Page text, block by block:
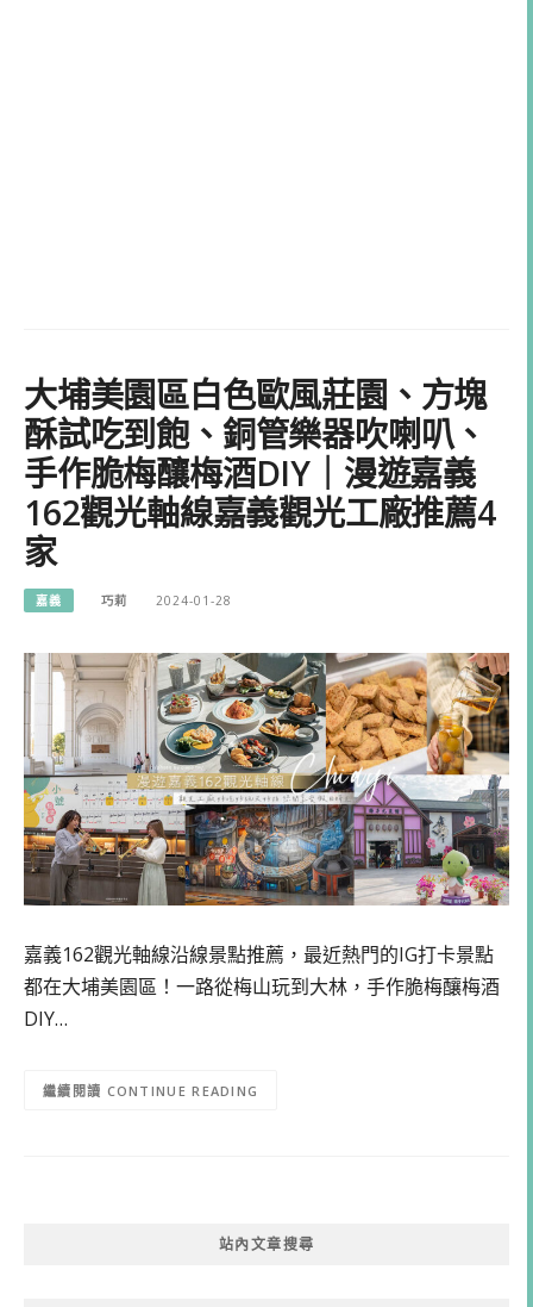
大埔美園區白色歐風莊園、方塊
酥試吃到飽、銅管樂器吹喇叭、
手作脆梅釀梅酒DIY｜漫遊嘉義
162觀光軸線嘉義觀光工廠推薦4
家
嘉義 巧莉 2024-01-28
嘉義162觀光軸線沿線景點推薦，最近熱門的IG打卡景點
都在大埔美園區！一路從梅山玩到大林，手作脆梅釀梅酒
DIY…
CONTINUE READING
站內文章搜尋